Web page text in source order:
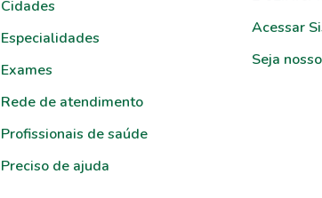
Cidades
Especialidades
Exames
Rede de atendimento
Profissionais de saúde
Preciso de ajuda
Acessar
Seja